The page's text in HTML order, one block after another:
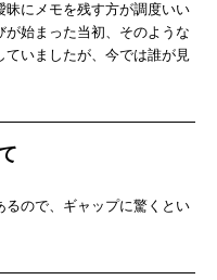
にメモを残す方が調度いい
始まった当初、そのような
いましたが、今では誰が見
ので、ギャップに驚くとい